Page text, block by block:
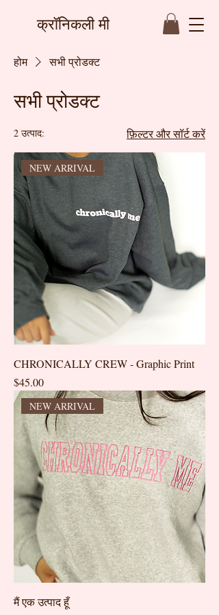
क्रॉनिकली मी
होम सभी प्रोडक्ट
सभी प्रोडक्ट
2 उत्पाद: फ़िल्टर और सॉर्ट करें
NEW ARRIVAL
CHRONICALLY CREW - Graphic Print
मूल्य
$45.00
NEW ARRIVAL
मैं एक उत्पाद हूँ